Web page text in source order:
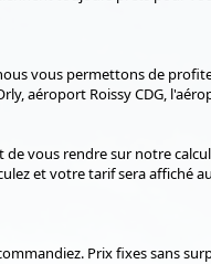
vous permettons de
aéroport Roissy CDG,
vous rendre sur notre
et votre tarif sera affiché
Prix fixes sans